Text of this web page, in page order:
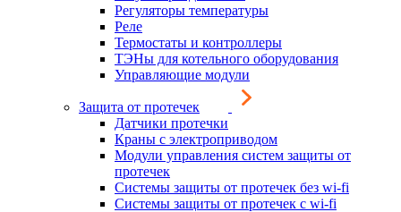
Регуляторы температуры
Реле
Термостаты и контроллеры
ТЭНы для котельного оборудования
Управляющие модули
Защита от протечек
Датчики протечки
Краны с электроприводом
Модули управления систем защиты от
протечек
Системы защиты от протечек без wi-fi
Системы защиты от протечек с wi-fi